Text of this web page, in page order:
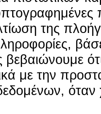
της
ότι
με την
όταν